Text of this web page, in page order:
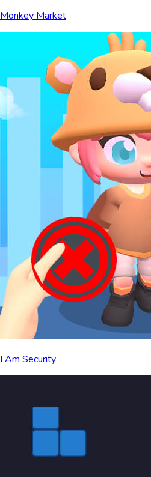
Monkey Market
I Am Security